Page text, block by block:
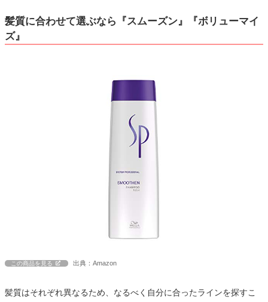
髪質に合わせて選ぶなら『スムーズン』『ボリューマイ
ズ』
この商品を見る 出典：Amazon
髪質はそれぞれ異なるため、なるべく自分に合ったラインを探すこ